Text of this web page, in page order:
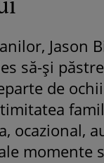
Jason
să-și
de
ocazional,
momente